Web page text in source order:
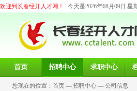
欢迎到长春经开人才网！ 今天是2026年08月09日 星
首页 招聘中心 求职中心
您现在的位置： 首页 — 招聘中心 — 公司信息